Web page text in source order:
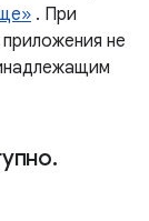
. При
не
.